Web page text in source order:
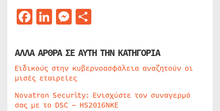
Facebook
LinkedIn
Messenger
ΑΛΛΑ ΑΡΘΡΑ ΣΕ ΑΥΤΗ ΤΗΝ ΚΑΤΗΓΟΡΙΑ
Ειδικούς στην κυβερνοασφάλεια αναζητούν οι
μισές εταιρείες
Novatron Security: Ενισχύστε τον συναγερμό
σας με το DSC – HS2016NKE